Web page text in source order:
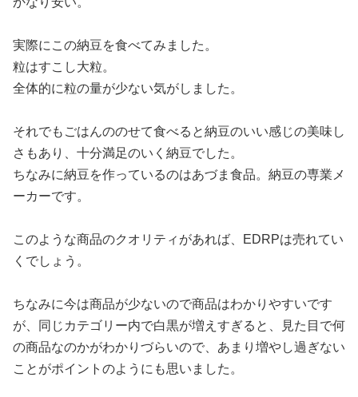
実際にこの納豆を食べてみました。
粒はすこし大粒。
全体的に粒の量が少ない気がしました。
それでもごはんののせて食べると納豆のいい感じの美味し
さもあり、十分満足のいく納豆でした。
ちなみに納豆を作っているのはあづま食品。納豆の専業メ
ーカーです。
このような商品のクオリティがあれば、EDRPは売れてい
くでしょう。
ちなみに今は商品が少ないので商品はわかりやすいです
が、同じカテゴリー内で白黒が増えすぎると、見た目で何
の商品なのかがわかりづらいので、あまり増やし過ぎない
ことがポイントのようにも思いました。